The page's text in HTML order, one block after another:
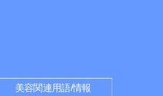
美容関連用語/情報